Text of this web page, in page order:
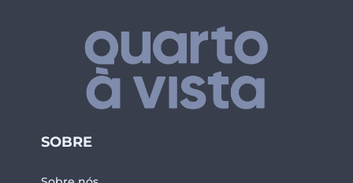
SOBRE